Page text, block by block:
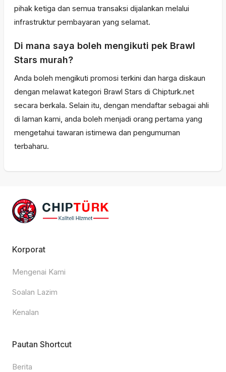
pihak ketiga dan semua transaksi dijalankan melalui
infrastruktur pembayaran yang selamat.
Di mana saya boleh mengikuti pek Brawl
Stars murah?
Anda boleh mengikuti promosi terkini dan harga diskaun
dengan melawat kategori Brawl Stars di Chipturk.net
secara berkala. Selain itu, dengan mendaftar sebagai ahli
di laman kami, anda boleh menjadi orang pertama yang
mengetahui tawaran istimewa dan pengumuman
terbaharu.
Korporat
Mengenai Kami
Soalan Lazim
Kenalan
Pautan Shortcut
Berita